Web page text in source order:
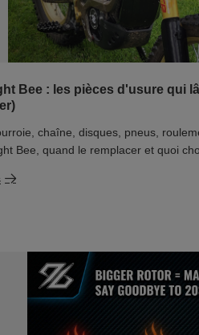
Bee : les pièces d'usure qui
chaîne, disques, pneus,
Bee, quand le remplacer et quoi